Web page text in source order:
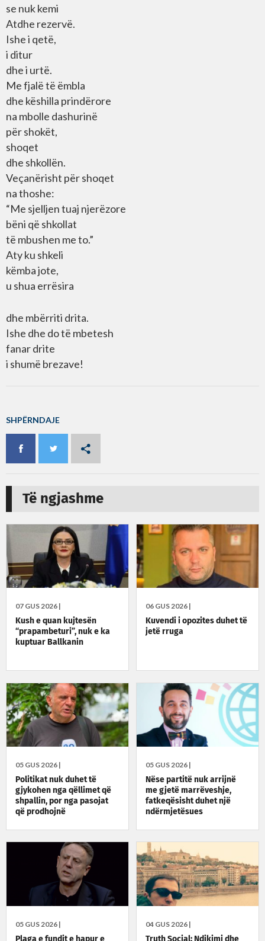
se nuk kemi
Atdhe rezervë.
Ishe i qetë,
i ditur
dhe i urtë.
Me fjalë të ëmbla
dhe këshilla prindërore
na mbolle dashurinë
për shokët,
shoqet
dhe shkollën.
Veçanërisht për shoqet
na thoshe:
“Me sjelljen tuaj njerëzore
bëni që shkollat
të mbushen me to.”
Aty ku shkeli
këmba jote,
u shua errësira
dhe mbërriti drita.
Ishe dhe do të mbetesh
fanar drite
i shumë brezave!
SHPËRNDAJE
Të ngjashme
07 GUS 2026 |
Kush e quan kujtesën
“prapambeturi”, nuk e ka
kuptuar Ballkanin
06 GUS 2026 |
Kuvendi i opozites duhet të
jetë rruga
05 GUS 2026 |
Politikat nuk duhet të
gjykohen nga qëllimet që
shpallin, por nga pasojat
që prodhojnë
05 GUS 2026 |
Nëse partitë nuk arrijnë
me gjetë marrëveshje,
fatkeqësisht duhet një
ndërmjetësues
05 GUS 2026 |
Plaga e fundit e hapur e
04 GUS 2026 |
Truth Social: Ndikimi dhe